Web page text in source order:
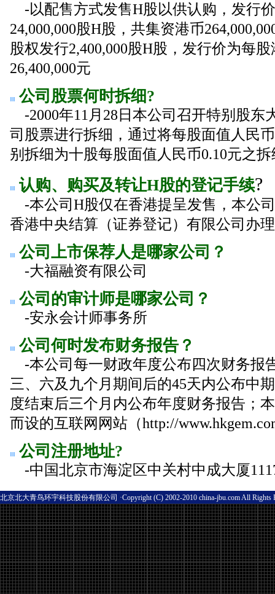
-以配售方式发售H股以供认购，发行
24,000,000股H股，共集资港币
股权发行2,400,000股H股，发行价为每
26,400,000元
公司股票何时拆细?
-2000年11月28日本公司召开特别股东
司股票进行拆细，通过将每股面值人民
别拆细为十股每股面值人民币0.10元之
认购、购买及转让H股的登记手续?
-本公司H股仅在香港提呈发售，本公
香港中央结算（证券登记）有限公司办
公司上市保荐人是哪家公司？
-大福融资有限公司
公司的审计师是哪家公司？
-安永会计师事务所
公司何时发布财务报告？
-本公司每一财政年度公布四次财务报
三、六及九个月期间后的45天内公布
度结束后三个月内公布年度财务报告；
而设的互联网网站（http://
公司注册地址?
-中国北京市海淀区中关村中成大厦
北京北大青鸟环宇科技股份有限公司 ·Copyright (C) 2002-2010 china-jbu.com All Rights